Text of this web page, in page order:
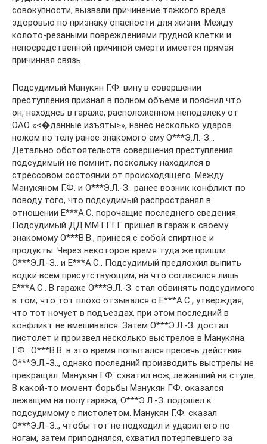
совокупности, вызвали причинение тяжкого вреда
здоровью по признаку опасности для жизни. Между
колото-резаными повреждениями грудной клетки и
непосредственной причиной смерти имеется прямая
причинная связь.
Подсудимый Манукян Г.Ф. вину в совершении
преступления признал в полном объеме и пояснил что
он, находясь в гараже, расположенном неподалеку от
ОАО «<�данные изъяты>», нанес несколько ударов
ножом по телу ранее знакомого ему О***Э.Л.-З…
Детально обстоятельств совершения преступления
подсудимый не помнит, поскольку находился в
стрессовом состоянии от происходящего. Между
Манукяном Г.Ф. и О***Э.Л.-З.. ранее возник конфликт по
поводу того, что подсудимый распространял в
отношении Е***А.С. порочащие последнего сведения.
Подсудимый ДД.ММ.ГГГГ пришел в гараж к своему
знакомому О***В.В., принеся с собой спиртное и
продукты. Через некоторое время туда же пришли
О***Э.Л.-З.. и Е***А.С.. Подсудимый предложил выпить
водки всем присутствующим, на что согласился лишь
Е***А.С.. В гараже О***Э.Л.-З. стал обвинять подсудимого
в том, что тот плохо отзывался о Е***А.С., утверждая,
что тот ночует в подъездах, при этом последний в
конфликт не вмешивался. Затем О***Э.Л.-З. достал
пистолет и произвел несколько выстрелов в Манукяна
Г.Ф.. О***В.В. в это время попытался пресечь действия
О***Э.Л.-З.., однако последний производить выстрелы не
прекращал. Манукян Г.Ф. схватил нож, лежавший на стуле.
В какой-то момент борьбы Манукян Г.Ф. оказался
лежащим на полу гаража, О***Э.Л.-З. подошел к
подсудимому с пистолетом. Манукян Г.Ф. сказал
О***Э.Л.-З.., чтобы тот не подходил и ударил его по
ногам, затем приподнялся, схватил потерпевшего за